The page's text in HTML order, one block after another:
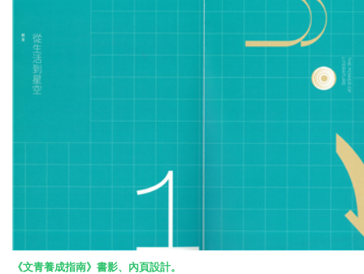
《文青養成指南》書影、內頁設計。